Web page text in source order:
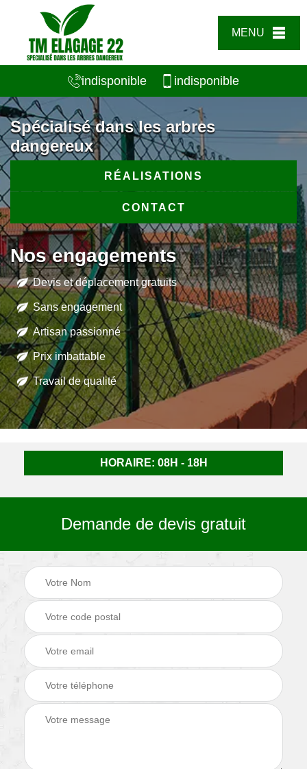
MENU
indisponible indisponible
Spécialisé dans les arbres
dangereux
RÉALISATIONS
CONTACT
Nos engagements
Devis et déplacement gratuits
Sans engagement
Artisan passionné
Prix imbattable
Travail de qualité
HORAIRE: 08H - 18H
Demande de devis gratuit